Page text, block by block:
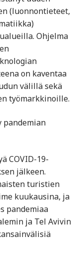
(luonnontieteet,
Ohjelma
on kaventaa
välillä sekä
työmarkkinoille.
pandemian
COVID-19-
jälkeen.
turistien
kuukausina, ja
pandemiaa
ja Tel Avivin